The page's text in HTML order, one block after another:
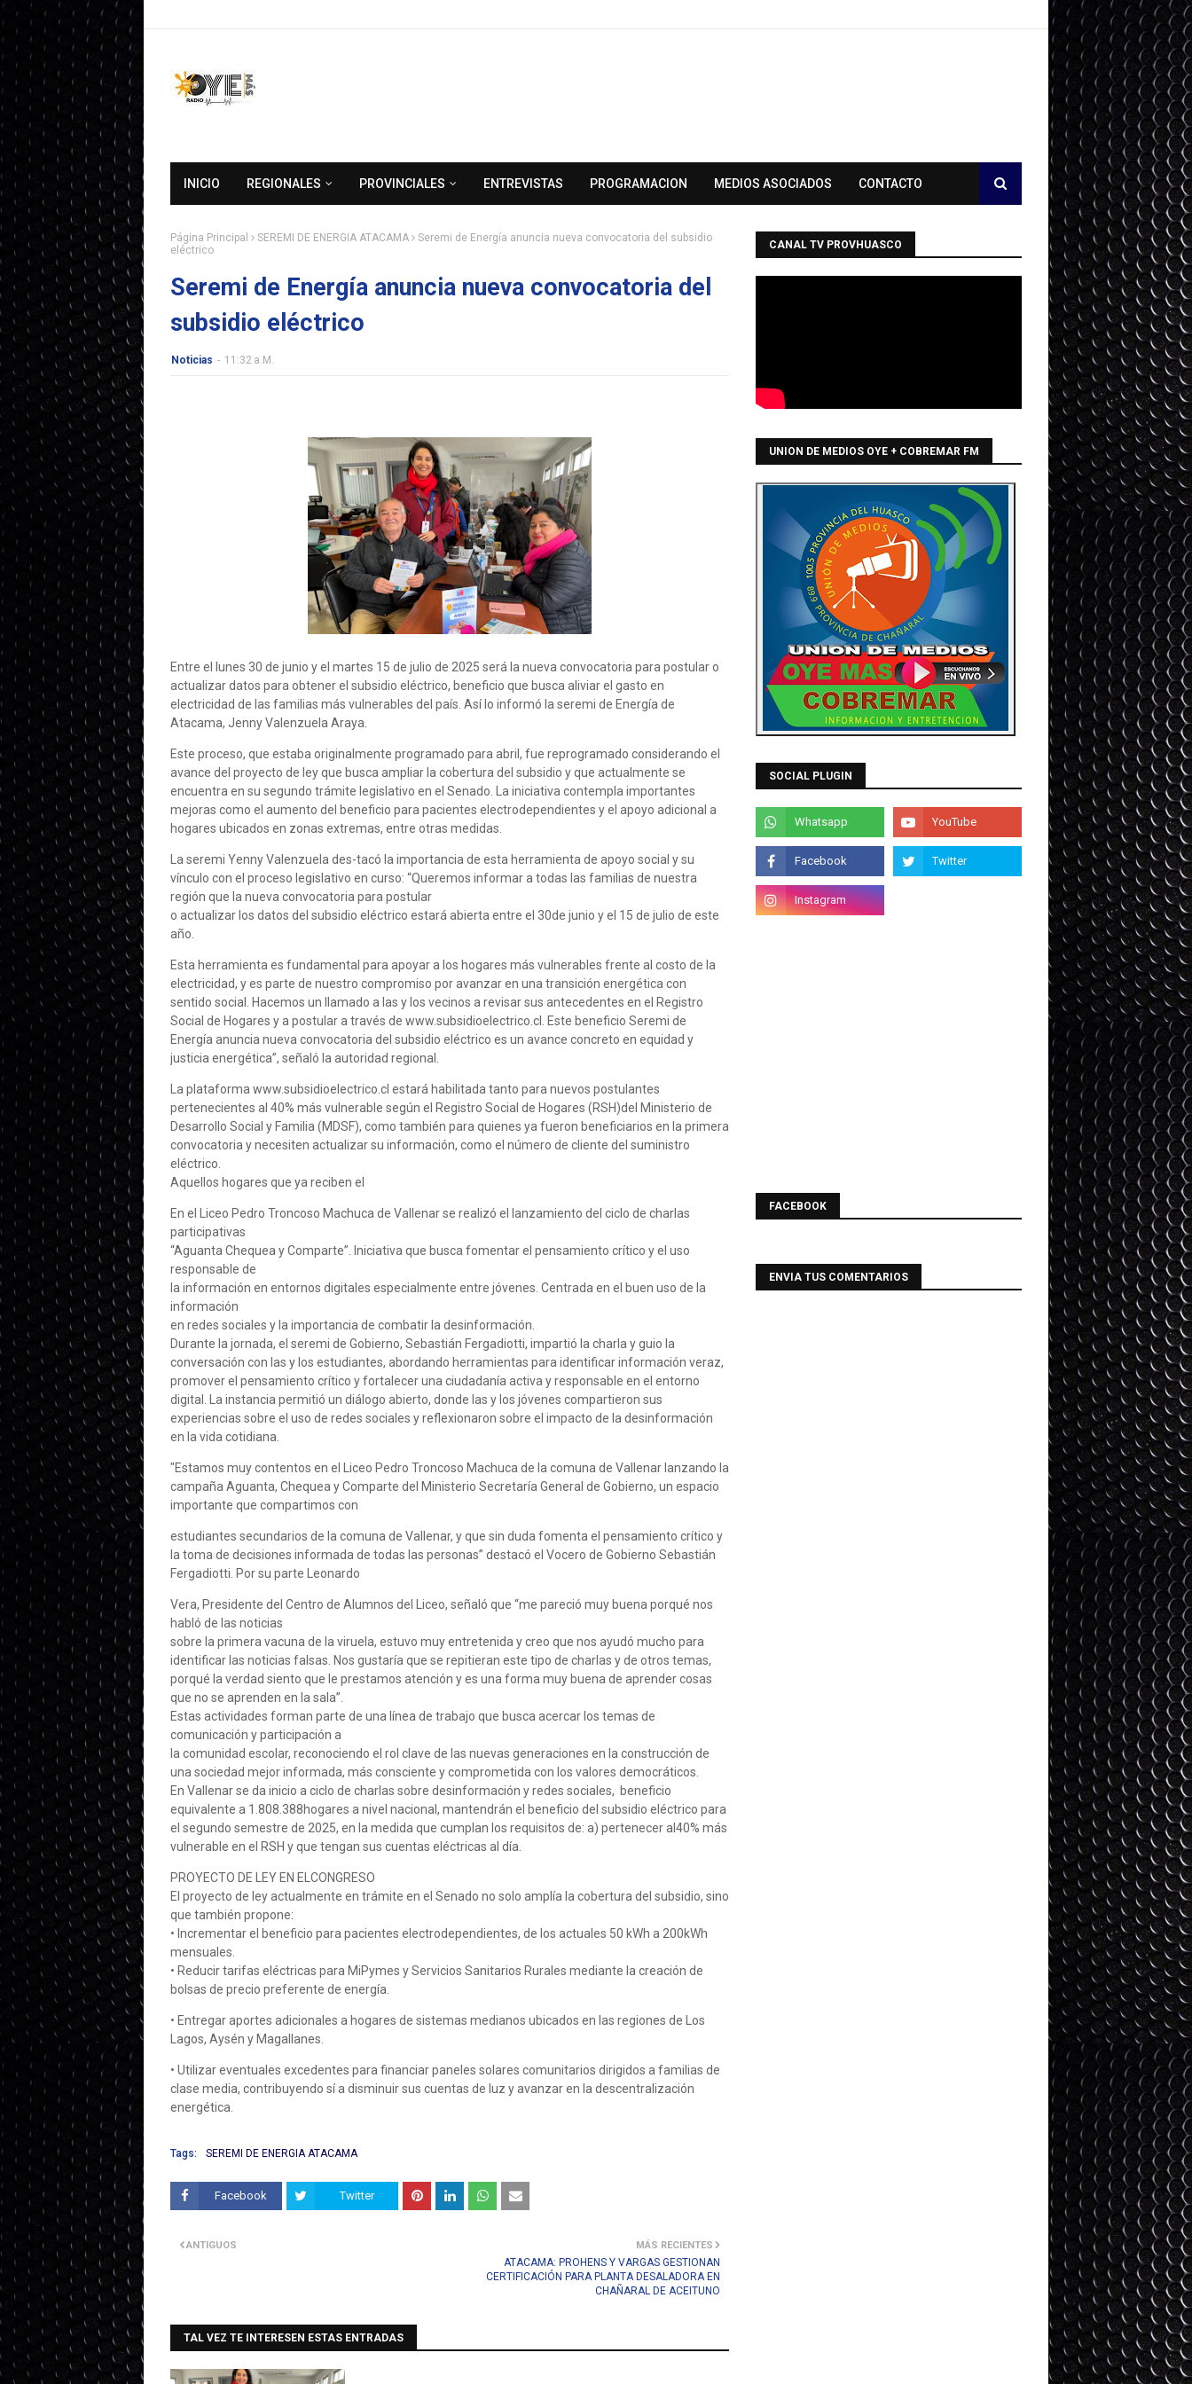
INICIO REGIONALES PROVINCIALES ENTREVISTAS PROGRAMACION MEDIOS ASOCIADOS CONTACTO
Página Principal SEREMI DE ENERGIA ATACAMA
Seremi de Energía anuncia nueva convocatoria del subsidio
eléctrico
Seremi de Energía anuncia nueva convocatoria del
subsidio eléctrico
Noticias - 11:32 A.m.
Entre el lunes 30 de junio y el martes 15 de julio de 2025 será la nueva convocatoria para postular o
actualizar datos para obtener el subsidio eléctrico, beneficio que busca aliviar el gasto en
electricidad de las familias más vulnerables del país. Así lo informó la seremi de Energía de
Atacama, Jenny Valenzuela Araya.
Este proceso, que estaba originalmente programado para abril, fue reprogramado considerando el
avance del proyecto de ley que busca ampliar la cobertura del subsidio y que actualmente se
encuentra en su segundo trámite legislativo en el Senado. La iniciativa contempla importantes
mejoras como el aumento del beneficio para pacientes electrodependientes y el apoyo adicional a
hogares ubicados en zonas extremas, entre otras medidas.
La seremi Yenny Valenzuela des-tacó la importancia de esta herramienta de apoyo social y su
vínculo con el proceso legislativo en curso: “Queremos informar a todas las familias de nuestra
región que la nueva convocatoria para postular
o actualizar los datos del subsidio eléctrico estará abierta entre el 30de junio y el 15 de julio de este
año.
Esta herramienta es fundamental para apoyar a los hogares más vulnerables frente al costo de la
electricidad, y es parte de nuestro compromiso por avanzar en una transición energética con
sentido social. Hacemos un llamado a las y los vecinos a revisar sus antecedentes en el Registro
Social de Hogares y a postular a través de www.subsidioelectrico.cl. Este beneficio Seremi de
Energía anuncia nueva convocatoria del subsidio eléctrico es un avance concreto en equidad y
justicia energética”, señaló la autoridad regional.
La plataforma www.subsidioelectrico.cl estará habilitada tanto para nuevos postulantes
pertenecientes al 40% más vulnerable según el Registro Social de Hogares (RSH)del Ministerio de
Desarrollo Social y Familia (MDSF), como también para quienes ya fueron beneficiarios en la primera
convocatoria y necesiten actualizar su información, como el número de cliente del suministro
eléctrico.
Aquellos hogares que ya reciben el
En el Liceo Pedro Troncoso Machuca de Vallenar se realizó el lanzamiento del ciclo de charlas
participativas
“Aguanta Chequea y Comparte”. Iniciativa que busca fomentar el pensamiento crítico y el uso
responsable de
la información en entornos digitales especialmente entre jóvenes. Centrada en el buen uso de la
información
en redes sociales y la importancia de combatir la desinformación.
Durante la jornada, el seremi de Gobierno, Sebastián Fergadiotti, impartió la charla y guio la
conversación con las y los estudiantes, abordando herramientas para identificar información veraz,
promover el pensamiento crítico y fortalecer una ciudadanía activa y responsable en el entorno
digital. La instancia permitió un diálogo abierto, donde las y los jóvenes compartieron sus
experiencias sobre el uso de redes sociales y reflexionaron sobre el impacto de la desinformación
en la vida cotidiana.
"Estamos muy contentos en el Liceo Pedro Troncoso Machuca de la comuna de Vallenar lanzando la
campaña Aguanta, Chequea y Comparte del Ministerio Secretaría General de Gobierno, un espacio
importante que compartimos con
estudiantes secundarios de la comuna de Vallenar, y que sin duda fomenta el pensamiento crítico y
la toma de decisiones informada de todas las personas” destacó el Vocero de Gobierno Sebastián
Fergadiotti. Por su parte Leonardo
Vera, Presidente del Centro de Alumnos del Liceo, señaló que “me pareció muy buena porqué nos
habló de las noticias
sobre la primera vacuna de la viruela, estuvo muy entretenida y creo que nos ayudó mucho para
identificar las noticias falsas. Nos gustaría que se repitieran este tipo de charlas y de otros temas,
porqué la verdad siento que le prestamos atención y es una forma muy buena de aprender cosas
que no se aprenden en la sala”.
Estas actividades forman parte de una línea de trabajo que busca acercar los temas de
comunicación y participación a
la comunidad escolar, reconociendo el rol clave de las nuevas generaciones en la construcción de
una sociedad mejor informada, más consciente y comprometida con los valores democráticos.
En Vallenar se da inicio a ciclo de charlas sobre desinformación y redes sociales, beneficio
equivalente a 1.808.388hogares a nivel nacional, mantendrán el beneficio del subsidio eléctrico para
el segundo semestre de 2025, en la medida que cumplan los requisitos de: a) pertenecer al40% más
vulnerable en el RSH y que tengan sus cuentas eléctricas al día.
PROYECTO DE LEY EN ELCONGRESO
El proyecto de ley actualmente en trámite en el Senado no solo amplía la cobertura del subsidio, sino
que también propone:
• Incrementar el beneficio para pacientes electrodependientes, de los actuales 50 kWh a 200kWh
mensuales.
• Reducir tarifas eléctricas para MiPymes y Servicios Sanitarios Rurales mediante la creación de
bolsas de precio preferente de energía.
• Entregar aportes adicionales a hogares de sistemas medianos ubicados en las regiones de Los
Lagos, Aysén y Magallanes.
• Utilizar eventuales excedentes para financiar paneles solares comunitarios dirigidos a familias de
clase media, contribuyendo sí a disminuir sus cuentas de luz y avanzar en la descentralización
energética.
Tags: SEREMI DE ENERGIA ATACAMA
Facebook Twitter
MÁS RECIENTES
ATACAMA: PROHENS Y VARGAS GESTIONAN
CERTIFICACIÓN PARA PLANTA DESALADORA EN
CHAÑARAL DE ACEITUNO
ANTIGUOS
TAL VEZ TE INTERESEN ESTAS ENTRADAS
CANAL TV PROVHUASCO
UNION DE MEDIOS OYE + COBREMAR FM
SOCIAL PLUGIN
FACEBOOK
ENVIA TUS COMENTARIOS